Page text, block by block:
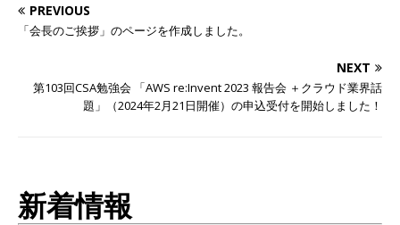
PREVIOUS
「会長のご挨拶」のページを作成しました。
NEXT
第103回CSA勉強会 「AWS re:Invent 2023 報告会 ＋クラウド業界話
題」（2024年2月21日開催）の申込受付を開始しました！
新着情報